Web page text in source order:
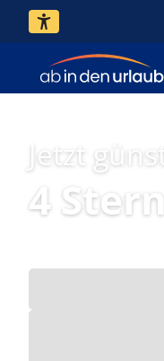
Jetzt
4